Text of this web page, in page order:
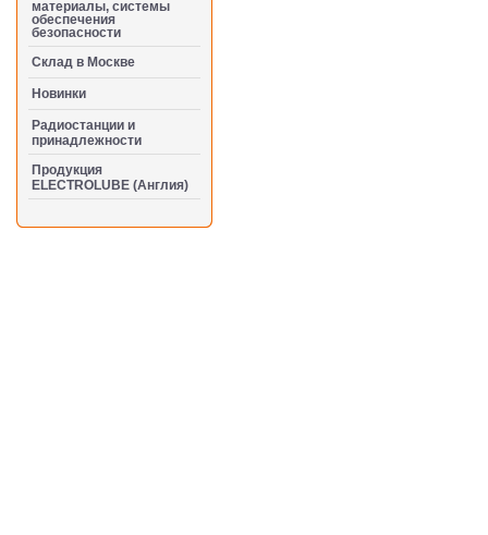
материалы, системы
обеспечения
безопасности
Cклад в Москве
Новинки
Радиостанции и
принадлежности
Продукция
ELECTROLUBE (Англия)